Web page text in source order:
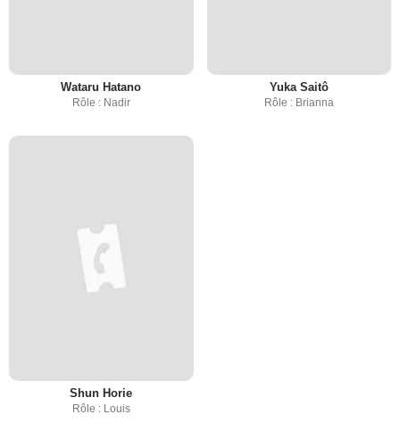
Wataru Hatano
Rôle : Nadir
Yuka Saitô
Rôle : Brianna
Shun Horie
Rôle : Louis